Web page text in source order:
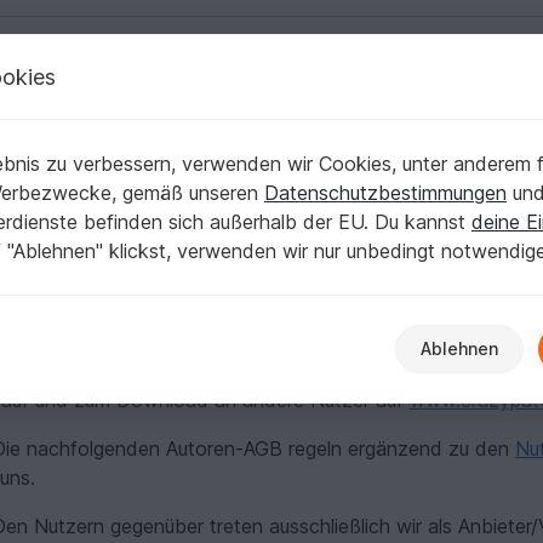
allgemeine
allgemeine Geschäftsbedingungen für Autoren auf
Nutzer können ihren Nutzer-Account zu einem
und zum Download an andere Nutzer auf
nachfolgenden Autoren-AGB regeln ergänzend zu den
Nutzern gegenüber treten ausschließlich wir als
zu verbessern, verwenden wir Cookies, unter anderem
gemäß unseren Datenschutzbestimmungen und
befinden sich außerhalb der EU. Du kannst deine
"Ablehnen" klickst, verwenden wir nur unbedingt
Ablehnen